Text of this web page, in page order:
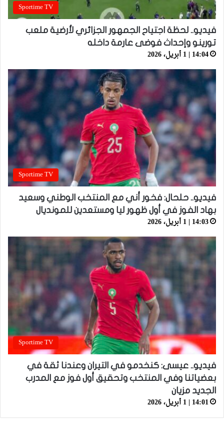
Sportime TV
فيديو.. لحظة اجتياح الجمهور الجزائري لأرضية ملعب
تورينو وإحداث فوضى عارمة داخله
14:04 | 1 أبريل، 2026
Sportime TV
فيديو.. حلحال: فخور أني مع المنتخب الوطني وسعيد
بهاد الفوز في أول ظهور ليا ومستعدين للمونديال
14:03 | 1 أبريل، 2026
Sportime TV
فيديو.. عيسى: كنخدمو في التيران وعندنا ثقة في
بعضياتنا وفي المنتخب وتحقيق أول فوز مع المدرب
الجديد مزيان
14:01 | 1 أبريل، 2026